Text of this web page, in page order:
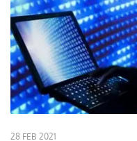
28 FEB 2021